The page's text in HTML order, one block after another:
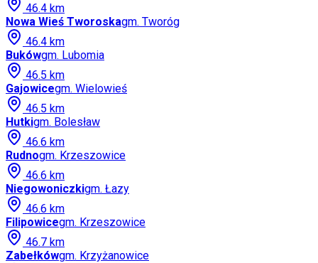
46.4 km
Nowa Wieś Tworoskagm. Tworóg
46.4 km
Bukówgm. Lubomia
46.5 km
Gajowicegm. Wielowieś
46.5 km
Hutkigm. Bolesław
46.6 km
Rudnogm. Krzeszowice
46.6 km
Niegowoniczkigm. Łazy
46.6 km
Filipowicegm. Krzeszowice
46.7 km
Zabełkówgm. Krzyżanowice